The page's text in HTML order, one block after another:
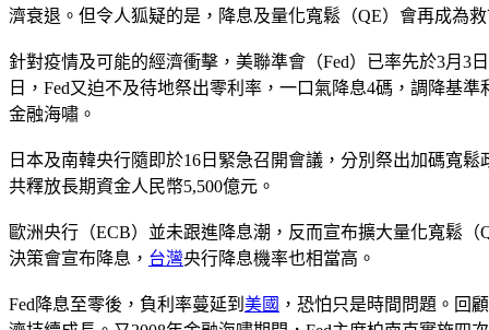
濟衰退。但令人狐疑的是，降息及量化寬鬆（QE）會再成為
針對疫情及可能的經濟衝擊，美聯準會（Fed）已率先於3月3
日，Fed又迫不及待地祭出零利率，一口氣降息4碼，調降基
金融海嘯。
日本及南韓央行隨即於16日緊急召開會議，分別祭出加碼寬
共釋放長期資金人民幣5,500億元。
歐洲央行（ECB）並未跟進降息潮，反而宣布擴大量化寬鬆
決策會宣布降息， 台灣央行降息機率也相當高。
Fed降息至零後，負利率蔓延到 美國 ，恐怕只是時間問題。回